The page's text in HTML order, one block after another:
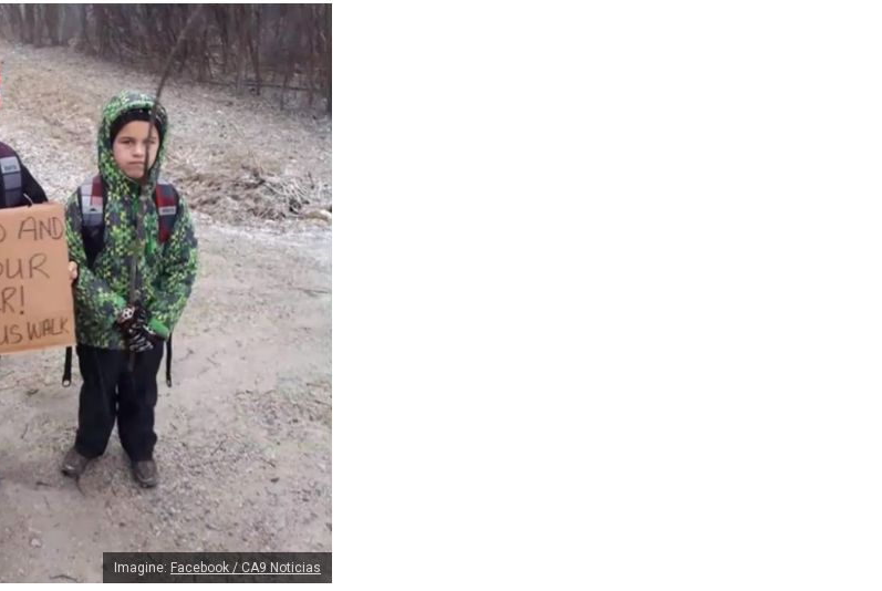
Imagine: Facebook / CA9 Noticias